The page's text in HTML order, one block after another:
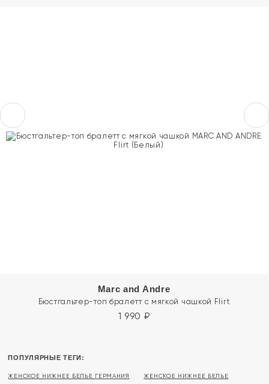
Marc and Andre
Бюстгальтер-топ бралетт с мягкой чашкой Flirt
1 990 ₽
ПОПУЛЯРНЫЕ ТЕГИ:
ЖЕНСКОЕ НИЖНЕЕ БЕЛЬЕ ГЕРМАНИЯ
ЖЕНСКОЕ НИЖНЕЕ БЕЛЬЕ